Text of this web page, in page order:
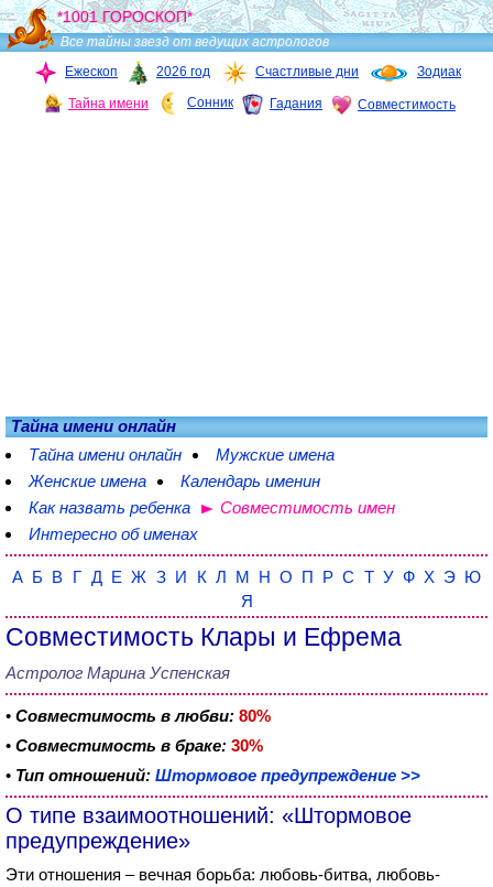
*1001 ГОРОСКОП*
Все тайны звезд от ведущих астрологов
Ежескоп
2026 год Счастливые дни Зодиак
Тайна имени Сонник Гадания Совместимость
Тайна имени онлайн
Тайна имени онлайн
Мужские имена
Женские имена
Календарь именин
Как назвать ребенка
Совместимость имен
Интересно об именах
А Б В Г Д Е Ж З И К Л М Н О П Р С Т У Ф Х Э Ю
Я
Совместимость Клары и Ефрема
Астролог Марина Успенская
• Совместимость в любви: 80%
• Совместимость в браке: 30%
• Тип отношений: Штормовое предупреждение >>
О типе взаимоотношений: «Штормовое
предупреждение»
Эти отношения – вечная борьба: любовь-битва, любовь-